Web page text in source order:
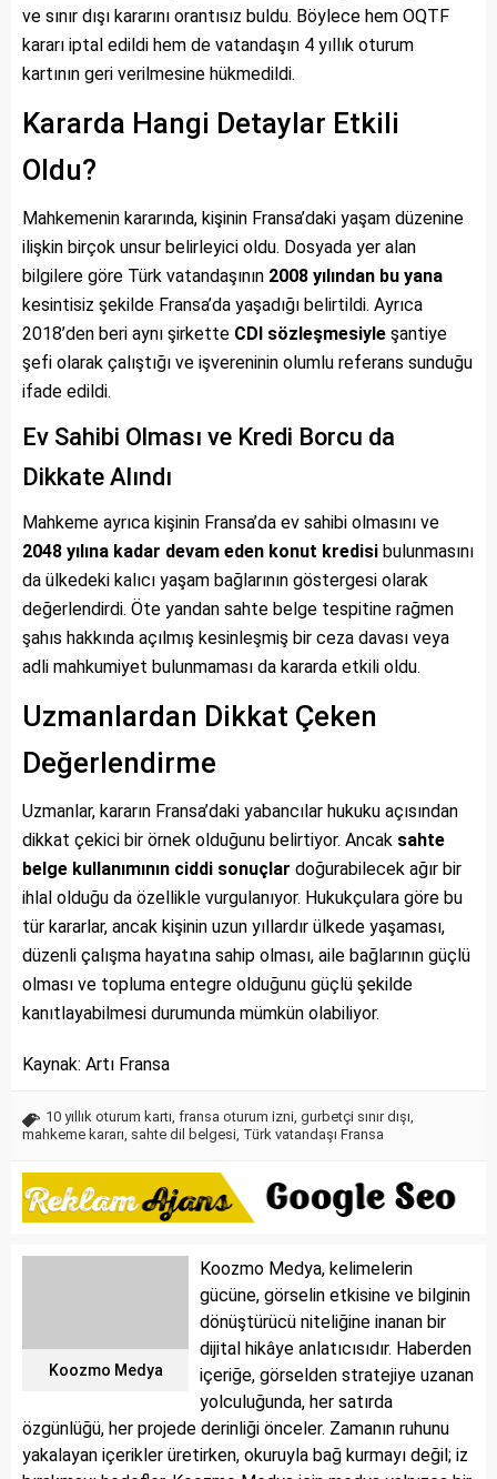
ve sınır dışı kararını orantısız buldu. Böylece hem OQTF
kararı iptal edildi hem de vatandaşın 4 yıllık oturum
kartının geri verilmesine hükmedildi.
Kararda Hangi Detaylar Etkili
Oldu?
Mahkemenin kararında, kişinin Fransa’daki yaşam düzenine
ilişkin birçok unsur belirleyici oldu. Dosyada yer alan
bilgilere göre Türk vatandaşının 2008 yılından bu yana
kesintisiz şekilde Fransa’da yaşadığı belirtildi. Ayrıca
2018’den beri aynı şirkette CDI sözleşmesiyle şantiye
şefi olarak çalıştığı ve işvereninin olumlu referans sunduğu
ifade edildi.
Ev Sahibi Olması ve Kredi Borcu da
Dikkate Alındı
Mahkeme ayrıca kişinin Fransa’da ev sahibi olmasını ve
2048 yılına kadar devam eden konut kredisi bulunmasını
da ülkedeki kalıcı yaşam bağlarının göstergesi olarak
değerlendirdi. Öte yandan sahte belge tespitine rağmen
şahıs hakkında açılmış kesinleşmiş bir ceza davası veya
adli mahkumiyet bulunmaması da kararda etkili oldu.
Uzmanlardan Dikkat Çeken
Değerlendirme
Uzmanlar, kararın Fransa’daki yabancılar hukuku açısından
dikkat çekici bir örnek olduğunu belirtiyor. Ancak sahte
belge kullanımının ciddi sonuçlar doğurabilecek ağır bir
ihlal olduğu da özellikle vurgulanıyor. Hukukçulara göre bu
tür kararlar, ancak kişinin uzun yıllardır ülkede yaşaması,
düzenli çalışma hayatına sahip olması, aile bağlarının güçlü
olması ve topluma entegre olduğunu güçlü şekilde
kanıtlayabilmesi durumunda mümkün olabiliyor.
Kaynak: Artı Fransa
10 yıllık oturum kartı, fransa oturum izni, gurbetçi sınır dışı,
mahkeme kararı, sahte dil belgesi, Türk vatandaşı Fransa
Koozmo Medya
Koozmo Medya, kelimelerin
gücüne, görselin etkisine ve bilginin
dönüştürücü niteliğine inanan bir
dijital hikâye anlatıcısıdır. Haberden
içeriğe, görselden stratejiye uzanan
yolculuğunda, her satırda
özgünlüğü, her projede derinliği önceler. Zamanın ruhunu
yakalayan içerikler üretirken, okuruyla bağ kurmayı değil; iz